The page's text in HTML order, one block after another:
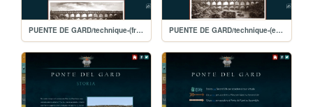
PUENTE DE GARD/technique-(français) PUENTE DE GARD/technique-(english)